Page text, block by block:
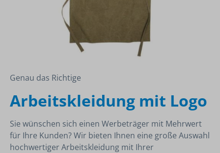
Genau das Richtige
Arbeitskleidung mit Logo
Sie wünschen sich einen Werbeträger mit Mehrwert
für Ihre Kunden? Wir bieten Ihnen eine große Auswahl
hochwertiger Arbeitskleidung mit Ihrer